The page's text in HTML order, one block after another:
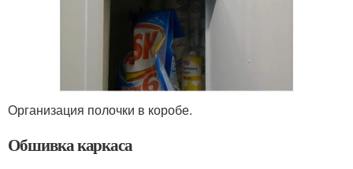
Организация полочки в коробе.
Обшивка каркаса